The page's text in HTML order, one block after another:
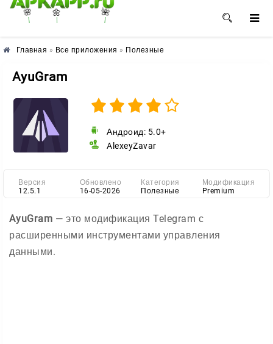
🌸 🌼 🌺
Главная » Все приложения » Полезные
AyuGram
Андроид: 5.0+
AlexeyZavar
Версия
12.5.1
Обновлено
16-05-2026
Категория
Полезные
Модификация
Premium
AyuGram — это модификация Telegram с
расширенными инструментами управления
данными.